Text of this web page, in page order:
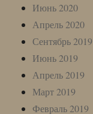
Июнь 2020
Апрель 2020
Сентябрь 2019
Июнь 2019
Апрель 2019
Март 2019
Февраль 2019